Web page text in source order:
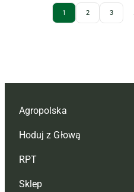
Archive
1 2 3
Agropolska
Redakcja
Reklama
Tagi
Hoduj z Głową
Hoduj z głową bydło
Hoduj z głową świnie
RPT
Redakcja
Sklep